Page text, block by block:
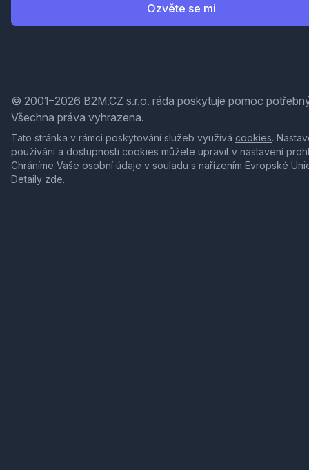
Ozvěte se mi
© 2001–2026 B2M.CZ s.r.o. ráda poskytuje pomoc
Všechna práva vyhrazena.
Tato stránka v rámci poskytování služeb využívá cookies.
používání a dostupnosti cookies můžete upravit v nastavení
Chráníme Vaše osobní údaje v souladu s nařízením Evropské
Detaily zde.